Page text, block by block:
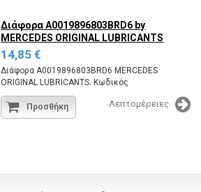
Διάφορα A0019896803BRD6 by
MERCEDES ORIGINAL LUBRICANTS
14,85 €
Διάφορα A0019896803BRD6 MERCEDES
ORIGINAL LUBRICANTS. Κωδικός
εργοστασίου:A0019896803BRD6.
Προσθήκη
Λεπτομέρειες